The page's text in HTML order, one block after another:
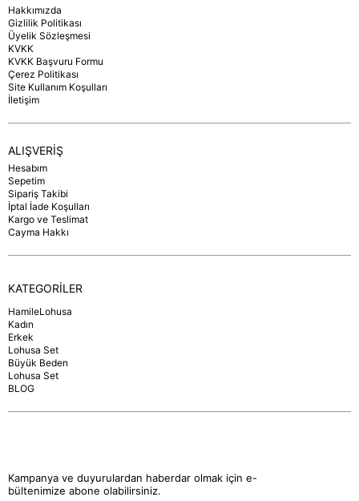
Hakkımızda
Gizlilik Politikası
Üyelik Sözleşmesi
KVKK
KVKK Başvuru Formu
Çerez Politikası
Site Kullanım Koşulları
İletişim
ALIŞVERİŞ
Hesabım
Sepetim
Sipariş Takibi
İptal İade Koşulları
Kargo ve Teslimat
Cayma Hakkı
KATEGORİLER
HamileLohusa
Kadın
Erkek
Lohusa Set
Büyük Beden
Lohusa Set
BLOG
Kampanya ve duyurulardan haberdar olmak için e-
bültenimize abone olabilirsiniz.